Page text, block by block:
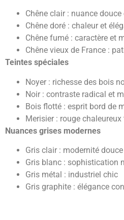
Chêne clair : nuance
Chêne doré : chaleur et
Chêne fumé : caractère et
Chêne vieux de France :
Teintes spéciales
Noyer : richesse des bois
Noir : contraste radical et
Bois flotté : esprit bord de
Merisier : rouge
Nuances grises modernes
Gris clair : modernité douce
Gris blanc : sophistication
Gris métal : industriel chic
Gris graphite : élégance